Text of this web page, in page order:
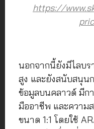
https://
นอกจากนี้ยังมีไลบร
สูง และยังสนับสนุน
ข้อมูลบนคลาวด์ มีก
มืออาชีพ และความ
ขนาด 1:1 โดยใช้